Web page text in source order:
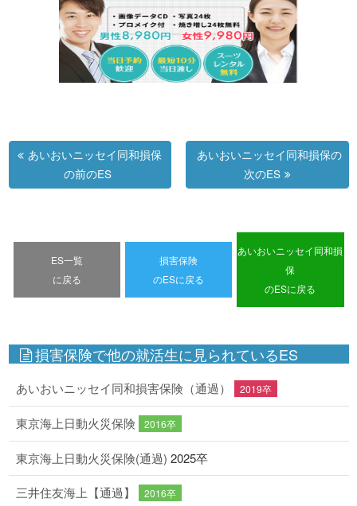
あいおいニッセイ同和損保
の前のES
あいおいニッセイ同和損保の
次のES
ES一覧
に戻る
損害保険
のESに戻る
あいおいニッセイ同和損
保
のESに戻る
損害保険で他の就活生に見られているES
あいおいニッセイ同和損害保険（通過） 2019卒
東京海上日動火災保険 2016卒
東京海上日動火災保険(通過) 2025卒
三井住友海上【通過】 2016卒